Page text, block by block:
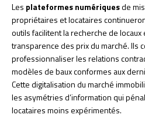
Les plateformes numériquesde
propriétaires et locataires
outils facilitent la recherche de
transparence des prix du marché. Ils
professionnaliser les relations
modèles de baux conformes aux
Cette digitalisation du marché
les asymétries d’information qui
locataires moins expérimentés.